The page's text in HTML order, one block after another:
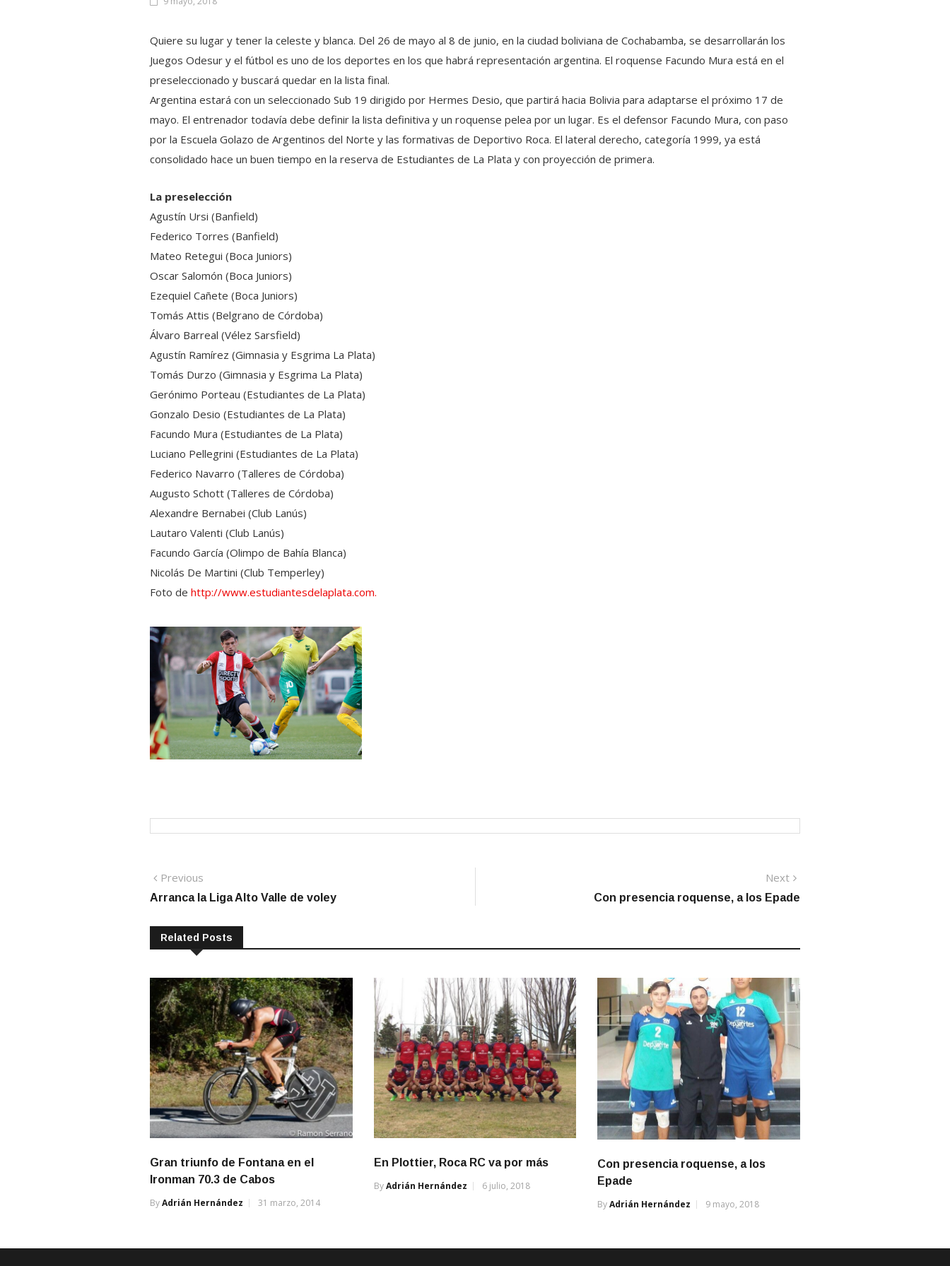
Quiere su lugar y tener la celeste y blanca. Del 26 de mayo al 8 de junio, en la ciudad boliviana de Cochabamba, se desarrollarán los
Juegos Odesur y el fútbol es uno de los deportes en los que habrá representación argentina. El roquense Facundo Mura está en el
preseleccionado y buscará quedar en la lista final.
Argentina estará con un seleccionado Sub 19 dirigido por Hermes Desio, que partirá hacia Bolivia para adaptarse el próximo 17 de
mayo. El entrenador todavía debe definir la lista definitiva y un roquense pelea por un lugar. Es el defensor Facundo Mura, con paso
por la Escuela Golazo de Argentinos del Norte y las formativas de Deportivo Roca. El lateral derecho, categoría 1999, ya está
consolidado hace un buen tiempo en la reserva de Estudiantes de La Plata y con proyección de primera.
La preselección
Agustín Ursi (Banfield)
Federico Torres (Banfield)
Mateo Retegui (Boca Juniors)
Oscar Salomón (Boca Juniors)
Ezequiel Cañete (Boca Juniors)
Tomás Attis (Belgrano de Córdoba)
Álvaro Barreal (Vélez Sarsfield)
Agustín Ramírez (Gimnasia y Esgrima La Plata)
Tomás Durzo (Gimnasia y Esgrima La Plata)
Gerónimo Porteau (Estudiantes de La Plata)
Gonzalo Desio (Estudiantes de La Plata)
Facundo Mura (Estudiantes de La Plata)
Luciano Pellegrini (Estudiantes de La Plata)
Federico Navarro (Talleres de Córdoba)
Augusto Schott (Talleres de Córdoba)
Alexandre Bernabei (Club Lanús)
Lautaro Valenti (Club Lanús)
Facundo García (Olimpo de Bahía Blanca)
Nicolás De Martini (Club Temperley)
Foto de http://www.estudiantesdelaplata.com.
Navegación
de
entradas
Previous
post:
Arranca la Liga Alto Valle de voley
Next
Con presencia roquense, a los Epade
Related Posts
Gran triunfo de Fontana en el
Ironman 70.3 de Cabos
ByAdrián Hernández 31 marzo, 2014
En Plottier, Roca RC va por más
ByAdrián Hernández 6 julio, 2018
Con presencia roquense, a los
Epade
ByAdrián Hernández 9 mayo, 2018